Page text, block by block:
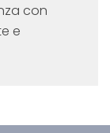
con
e